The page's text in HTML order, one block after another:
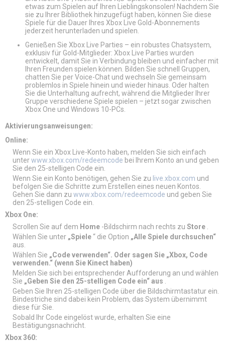
etwas zum Spielen auf Ihren Lieblingskonsolen! Nachdem Sie
sie zu Ihrer Bibliothek hinzugefügt haben, können Sie diese
Spiele für die Dauer Ihres Xbox Live Gold-Abonnements
jederzeit herunterladen und spielen.
Genießen Sie Xbox Live Parties – ein robustes Chatsystem,
exklusiv für Gold-Mitglieder: Xbox Live Parties wurden
entwickelt, damit Sie in Verbindung bleiben und einfacher mit
Ihren Freunden spielen können. Bilden Sie schnell Gruppen,
chatten Sie per Voice-Chat und wechseln Sie gemeinsam
problemlos in Spiele hinein und wieder hinaus. Oder halten
Sie die Unterhaltung aufrecht, während die Mitglieder Ihrer
Gruppe verschiedene Spiele spielen – jetzt sogar zwischen
Xbox One und Windows 10-PCs.
Aktivierungsanweisungen:
Online:
Wenn Sie ein Xbox Live-Konto haben, melden Sie sich einfach
unterwww.xbox.com/redeemcode bei Ihrem Konto an und geben
Sie den 25-stelligen Code ein.
Wenn Sie ein Konto benötigen, gehen Sie zu live.xbox.com und
befolgen Sie die Schritte zum Erstellen eines neuen Kontos.
Gehen Sie dann zu www.xbox.com/redeemcode und geben Sie
den 25-stelligen Code ein.
Xbox One:
Scrollen Sie auf dem Home -Bildschirm nach rechts zu Store
Wählen Sie unter „Spiele “ die Option „Alle Spiele durchsuchen“
aus.
Wählen Sie „Code verwenden“. Oder sagen Sie „Xbox, Code
verwenden.“ (wenn Sie Kinect haben)
Melden Sie sich bei entsprechender Aufforderung an und wählen
Sie „Geben Sie den 25-stelligen Code ein“ aus
Geben Sie Ihren 25-stelligen Code über die Bildschirmtastatur ein.
Bindestriche sind dabei kein Problem, das System übernimmt
diese für Sie.
Sobald Ihr Code eingelöst wurde, erhalten Sie eine
Bestätigungsnachricht.
Xbox 360: